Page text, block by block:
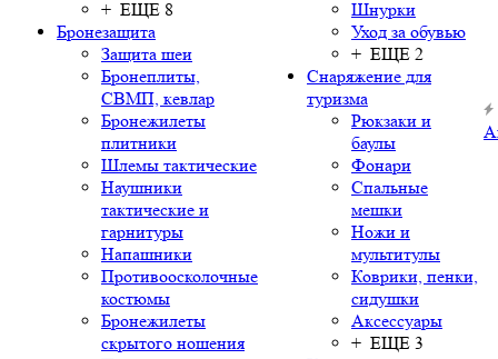
+ ЕЩЕ 8
Бронезащита
Защита шеи
Бронеплиты,
СВМП, кевлар
Бронежилеты
плитники
Шлемы тактические
Наушники
тактические и
гарнитуры
Напашники
Противоосколочные
костюмы
Бронежилеты
скрытого ношения
Шнурки
Уход за обувью
+ ЕЩЕ 2
Снаряжение для
туризма
Рюкзаки и
баулы
Фонари
Спальные
мешки
Ножи и
мультитулы
Коврики, пенки,
сидушки
Аксессуары
+ ЕЩЕ 3